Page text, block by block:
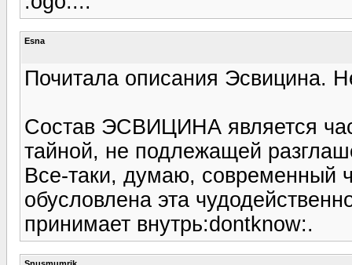
Esna
Почитала описания Эсвицина.
Состав ЭСВИЦИНА является
тайной, не подлежащей
Все-таки, думаю, современный
обусловлена эта
принимает внутрь:dontknow:.